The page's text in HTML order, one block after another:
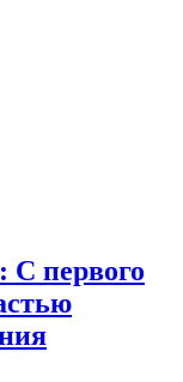
первого